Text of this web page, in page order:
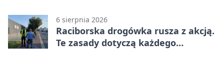
6 sierpnia 2026
Raciborska drogówka rusza z akcją.
Te zasady dotyczą każdego